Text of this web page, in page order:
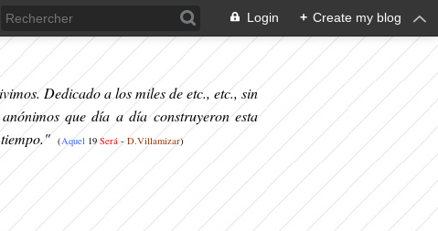
Login + Create my blog
Dedicado a los miles de etc., etc., sin
que día a día construyeron esta
(Aquel 19 Será - D.Villamizar)